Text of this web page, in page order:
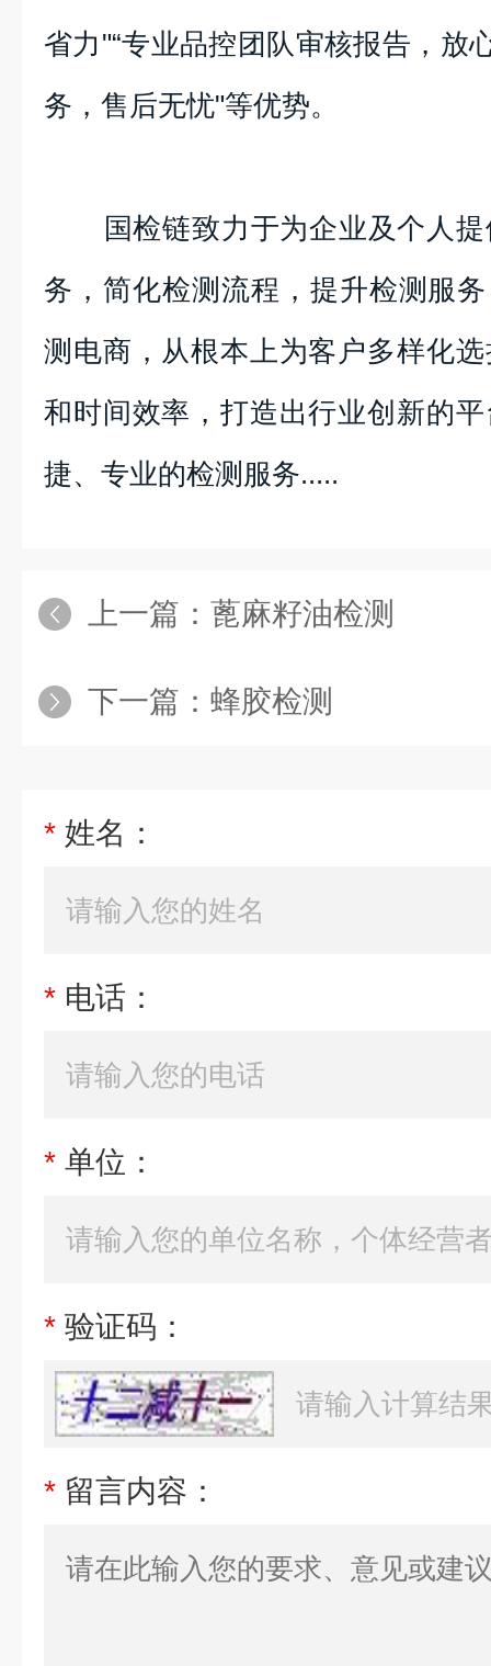
省力"“专业品控团队审核报告，放
务，售后无忧"等优势。
国检链致力于为企业及个人提
务，简化检测流程，提升检测服
测电商，从根本上为客户多样化
和时间效率，打造出行业创新的
捷、专业的检测服务.....
上一篇： 蓖麻籽油检测
下一篇： 蜂胶检测
* 姓名：
* 电话：
* 单位：
* 验证码：
* 留言内容：